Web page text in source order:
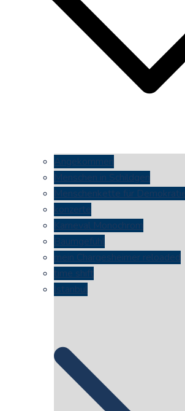
Angekommen
Menschen in Schildgen
Menschenkette für
konzerte
Karneval Monochrom
Baumgefühl
mein Chargesheimer reloaded
time shift
Istanbul